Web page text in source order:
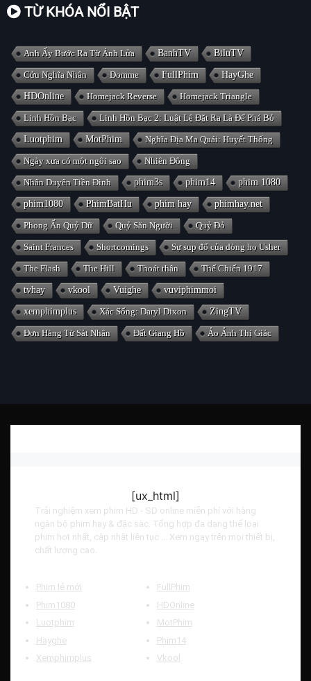
TỪ KHÓA NỔI BẬT
Anh Ấy Bước Ra Từ Ánh Lửa BanhTV BiluTV
Cửu Nghĩa Nhân Domme FullPhim HayGhe
HDOnline Homejack Reverse Homejack Triangle
Linh Hồn Bạc Linh Hồn Bạc 2: Luật Lệ Đặt Ra Là Để Phá Bỏ
Luotphim MotPhim Nghĩa Địa Ma Quái: Huyết Thống
Ngày xưa có một ngôi sao Nhiên Đông
Nhân Duyên Tiền Đình phim3s phim14 phim 1080
phim1080 PhimBatHu phim hay phimhay.net
Phong Ấn Quỷ Dữ Quỷ Săn Người Quỷ Đỏ
Saint Frances Shortcomings Sự sụp đổ của dòng họ Usher
The Flash The Hill Thoát thân Thế Chiến 1917
tvhay vkool Vuighe vuviphimmoi
xemphimplus Xác Sống: Daryl Dixon ZingTV
Đơn Hàng Từ Sát Nhân Đất Giang Hồ Ảo Ảnh Thị Giác